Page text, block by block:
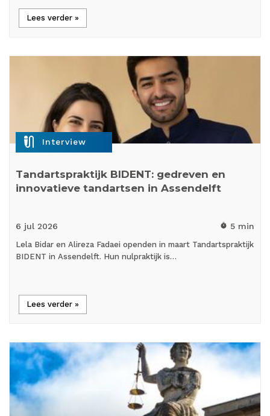
Lees verder »
mic_external_on Interview
Tandartspraktijk BIDENT: gedreven en
innovatieve tandartsen in Assendelft
6 jul 2026 timer 5 min
Lela Bidar en Alireza Fadaei openden in maart Tandartspraktijk
BIDENT in Assendelft. Hun nulpraktijk is…
Lees verder »